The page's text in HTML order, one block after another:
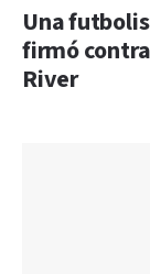
Una
firmó
River